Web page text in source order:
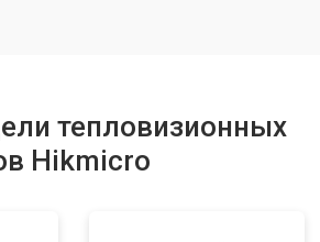
тепловизионных
Hikmicro